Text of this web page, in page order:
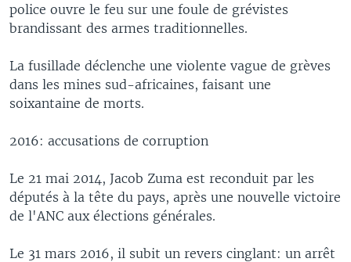
police ouvre le feu sur une foule de grévistes
brandissant des armes traditionnelles.
La fusillade déclenche une violente vague de grèves
dans les mines sud-africaines, faisant une
soixantaine de morts.
2016: accusations de corruption
Le 21 mai 2014, Jacob Zuma est reconduit par les
députés à la tête du pays, après une nouvelle victoire
de l'ANC aux élections générales.
Le 31 mars 2016, il subit un revers cinglant: un arrêt